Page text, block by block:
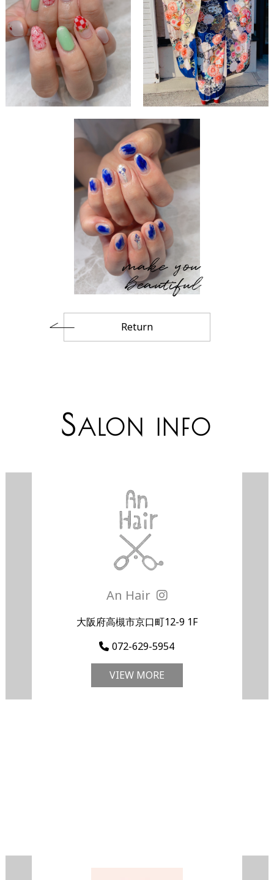
make you
beautiful
Return
SALON INFO
An Hair
大阪府高槻市京口町12-9 1F
072-629-5954
VIEW MORE